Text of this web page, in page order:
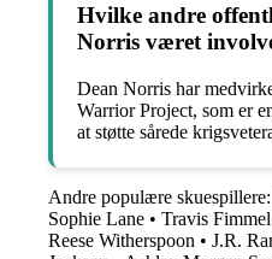
Hvilke andre
Norris været
Dean Norris har
Warrior Project, som er
at støtte sårede
Andre populære skuespillere:
Sophie Lane • Travis Fimmel
Reese Witherspoon • J.R.